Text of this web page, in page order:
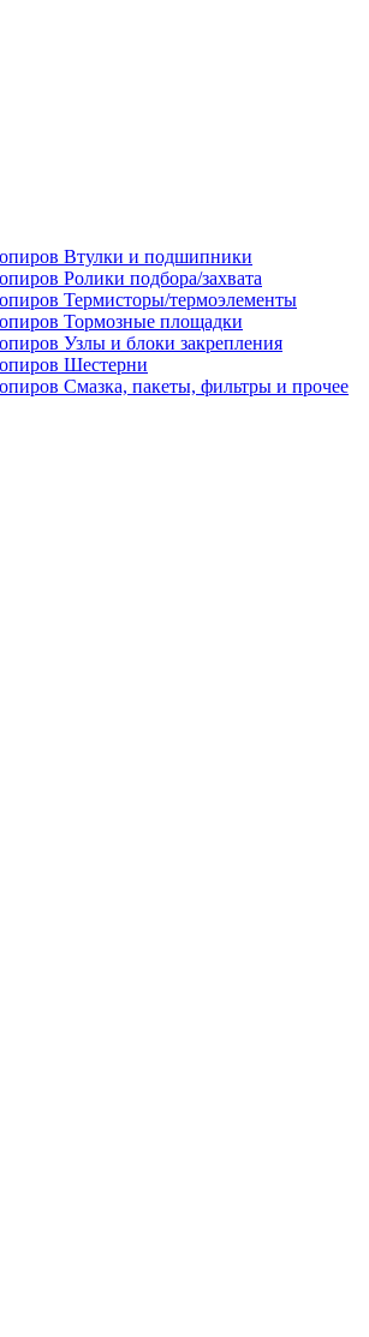
Втулки и подшипники
Ролики подбора/захвата
Термисторы/термоэлементы
Тормозные площадки
Узлы и блоки закрепления
Шестерни
Смазка, пакеты, фильтры и прочее